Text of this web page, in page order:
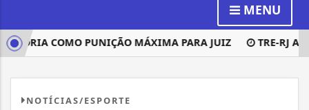
MENU
COMO PUNIÇÃO MÁXIMA PARA JUIZ TRE-RJ ABRE
NOTÍCIAS/ESPORTE